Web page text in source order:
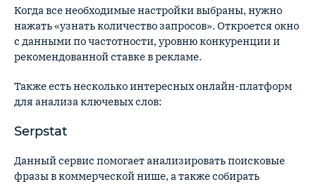
Когда все необходимые настройки выбраны, нужно
нажать «узнать количество запросов». Откроется окно
с данными по частотности, уровню конкуренции и
рекомендованной ставке в рекламе.
Также есть несколько интересных онлайн-платформ
для анализа ключевых слов:
Serpstat
Данный сервис помогает анализировать поисковые
фразы в коммерческой нише, а также собирать